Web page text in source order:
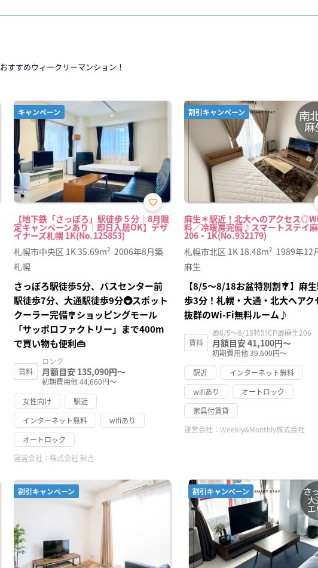
おすすめウィークリーマンション！
キャンペーン
【地下鉄「さっぽろ」駅徒歩５分｜8月限
定キャンペーンあり｜即日入居OK】デザ
イナーズ札幌 1K(No.125853)
お気
に入
り登
札幌市中央区 1K35.69m² 2006年8月築
札幌
さっぽろ駅徒歩5分、バスセンター前
駅徒歩7分、大通駅徒歩9分🚇スポット
クーラー完備🎐ショッピングモール
「サッポロファクトリー」まで400m
で買い物も便利👜
賃料
ロング
月額目安 135,090円～
初期費用他 44,660円～
女性向け
駅近
インターネット無料
wifiあり
オートロック
運営会社： 株式会社 秋吉
割引キャンペーン
麻生＊駅近！北大へのアクセス
料／冷暖房完備♪スマートステイ
206・1K(No.932179)
札幌市北区 1K 18.48m² 1989年12
麻生
【8/5〜8/18お盆特別割🎐】麻
歩3分！札幌・大通・北大へアク
抜群のWi-Fi無料ルーム♪
賃料
🎁8/5～8/18特別CP🎁麻生206
月額目安 41,100円～
初期費用他 39,600円～
駅近
インターネット無料
wifiあり
オートロック
家具付賃貸
運営会社： Weekly&Monthly株式会社
割引キャンペーン 割引キャンペーン